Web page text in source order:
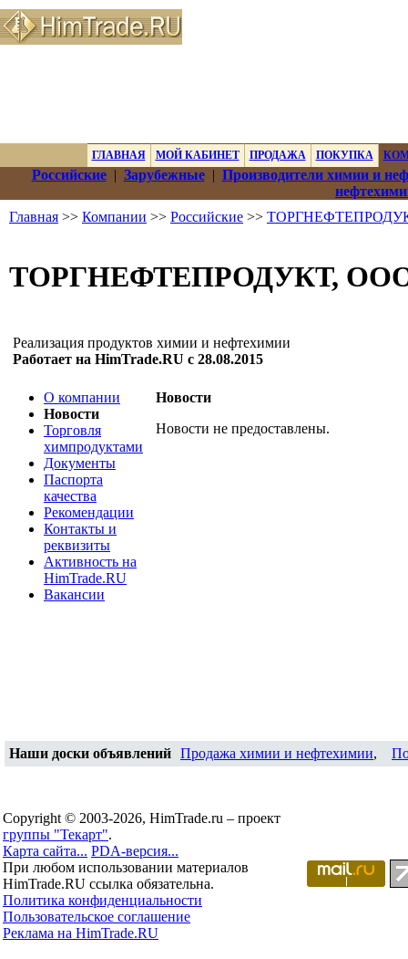
ГЛАВНАЯ МОЙ КАБИНЕТ ПРОДАЖА ПОКУПКА
Российские| Зарубежные| Производители химии и
Главная >> Компании >> Российские >>
ТОРГНЕФТЕПРОДУКТ,
Реализация продуктов химии и нефтехимии
Работает на HimTrade.RU с 28.08.2015
О компании
Новости
Торговля
химпродуктами
Документы
Паспорта
качества
Рекомендации
Контакты и
реквизиты
Активность на
HimTrade.RU
Вакансии
Новости
Новости не предоставлены.
Наши доски объявлений Продажа химии и нефтехимии,
Copyright © 2003-2026, HimTrade.ru – проект
группы "Текарт".
Карта сайта... PDA-версия...
При любом использовании материалов
HimTrade.RU ссылка обязательна.
Политика конфиденциальности
Пользовательское соглашение
Реклама на HimTrade.RU